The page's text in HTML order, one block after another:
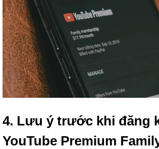
4. Lưu ý trước khi đăng
YouTube Premium